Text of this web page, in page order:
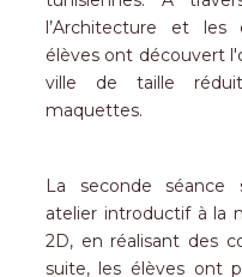
l’Architecture et les
élèves ont découvert
ville de taille
maquettes.
La seconde séance
atelier introductif à la
2D, en réalisant des
suite, les élèves ont